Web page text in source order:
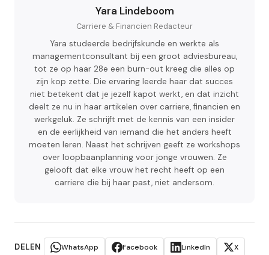
Yara Lindeboom
Carriere & Financien Redacteur
Yara studeerde bedrijfskunde en werkte als
managementconsultant bij een groot adviesbureau,
tot ze op haar 28e een burn-out kreeg die alles op
zijn kop zette. Die ervaring leerde haar dat succes
niet betekent dat je jezelf kapot werkt, en dat inzicht
deelt ze nu in haar artikelen over carriere, financien en
werkgeluk. Ze schrijft met de kennis van een insider
en de eerlijkheid van iemand die het anders heeft
moeten leren. Naast het schrijven geeft ze workshops
over loopbaanplanning voor jonge vrouwen. Ze
gelooft dat elke vrouw het recht heeft op een
carriere die bij haar past, niet andersom.
DELEN WhatsApp Facebook LinkedIn
X